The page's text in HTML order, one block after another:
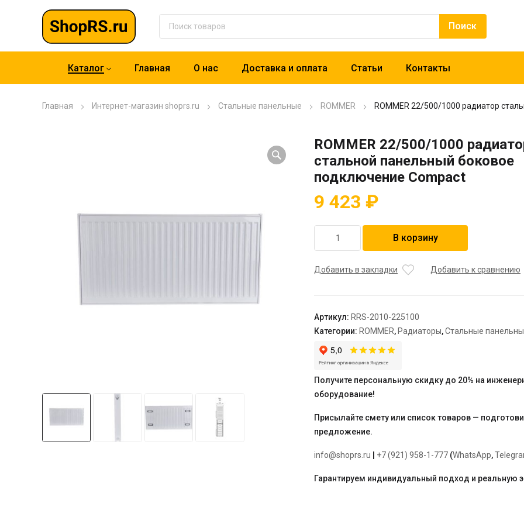
Каталог Главная О нас Доставка и оплата Статьи Контакты
Главная Интернет-магазин shoprs.ru Стальные панельные ROMMER ROMMER 22/500/1000 радиатор
ROMMER 22/500/1000
стальной панельный боковое
подключение Compact
9 423 ₽
товара
22/500/1000
боковое
подключение
Compact
В корзину
Добавить в закладки Добавить к сравнению
Артикул: RRS-2010-225100
Категории: ROMMER, Радиаторы,Стальные
Получите персональную скидку до 20% на
оборудование!
Присылайте смету или список товаров —
предложение.
info@shoprs.ru +7 (921) 958-1-777 (WhatsApp,
Гарантируем индивидуальный подход и реальную